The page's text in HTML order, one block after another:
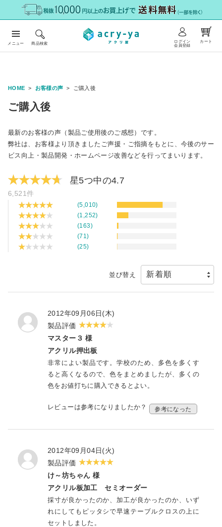
メニュー 商品検索
ログイン
会員登録
カート
HOME お客様の声 ご購入後
ご購入後
最新のお客様の声（製品ご使用後のご感想）です。
弊社は、お客様より頂きましたご声援・ご指摘をもとに、今後のサー
ビス向上・製品開発・ホームページ改善などを行ってまいります。
星5つ中の4.7
6,521件
(5,010)
(1,252)
(163)
(71)
(25)
並び替え
2012年09月06日(木)
製品評価
マスター３ 様
アクリル押出板
非常によい製品です。学校のため、多色を多くす
ると高くなるので、色をまとめましたが、多くの
色をお値打ちに購入できるとよい。
レビューは参考になりましたか？ 参考になった
2012年09月04日(火)
製品評価
け～坊ちゃん 様
アクリル板加工 セミオーダー
採寸が良かったのか、加工が良かったのか、いず
れにしてもピッタシで早速テーブルクロスの上に
セットしました。